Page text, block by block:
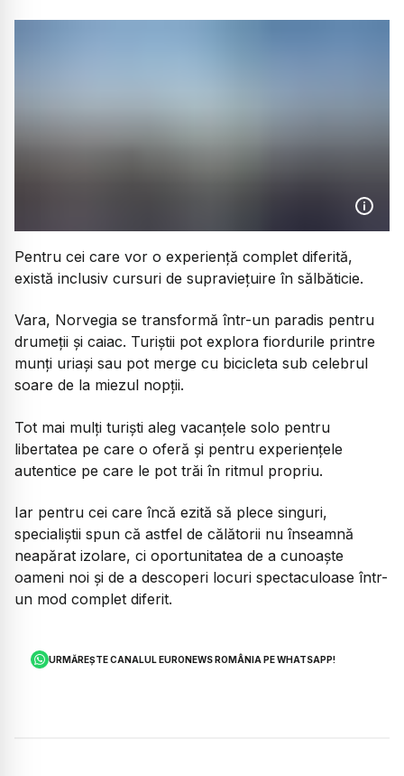
Pentru cei care vor o experiență complet diferită,
există inclusiv cursuri de supraviețuire în sălbăticie.
Vara, Norvegia se transformă într-un paradis pentru
drumeții și caiac. Turiștii pot explora fiordurile printre
munți uriași sau pot merge cu bicicleta sub celebrul
soare de la miezul nopții.
Tot mai mulți turiști aleg vacanțele solo pentru
libertatea pe care o oferă și pentru experiențele
autentice pe care le pot trăi în ritmul propriu.
Iar pentru cei care încă ezită să plece singuri,
specialiștii spun că astfel de călătorii nu înseamnă
neapărat izolare, ci oportunitatea de a cunoaște
oameni noi și de a descoperi locuri spectaculoase într-
un mod complet diferit.
URMĂREȘTE CANALUL EURONEWS ROMÂNIA PE WHATSAPP!